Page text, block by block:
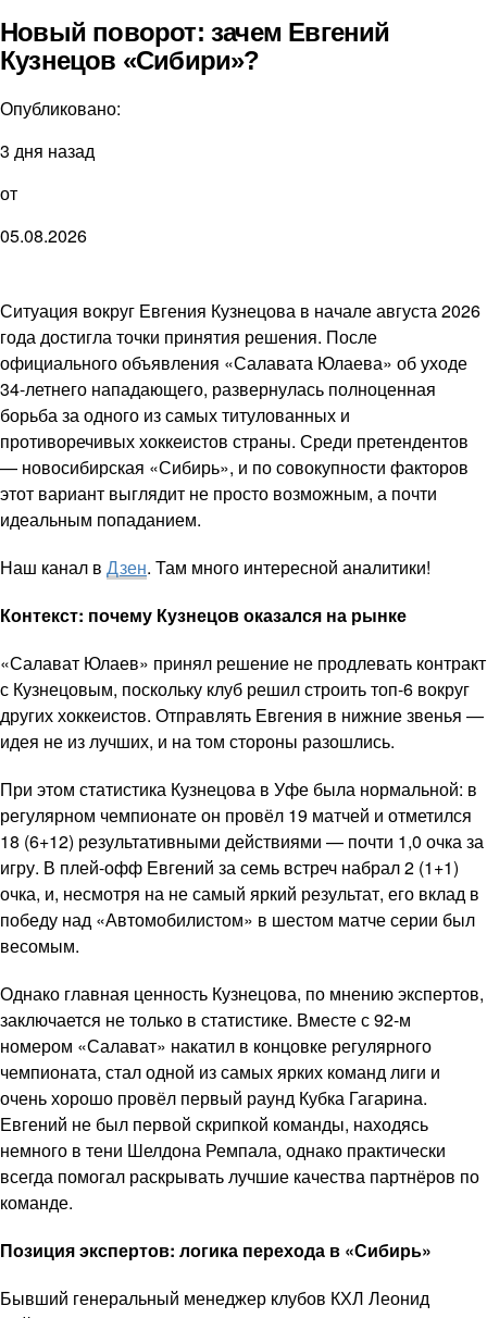
Новый поворот: зачем Евгений
Кузнецов «Сибири»?
Опубликовано:
3 дня назад
от
05.08.2026
Ситуация вокруг Евгения Кузнецова в начале августа 2026
года достигла точки принятия решения. После
официального объявления «Салавата Юлаева» об уходе
34-летнего нападающего, развернулась полноценная
борьба за одного из самых титулованных и
противоречивых хоккеистов страны. Среди претендентов
— новосибирская «Сибирь», и по совокупности факторов
этот вариант выглядит не просто возможным, а почти
идеальным попаданием.
Наш канал в Дзен. Там много интересной аналитики!
Контекст: почему Кузнецов оказался на рынке
«Салават Юлаев» принял решение не продлевать контракт
с Кузнецовым, поскольку клуб решил строить топ-6 вокруг
других хоккеистов. Отправлять Евгения в нижние звенья —
идея не из лучших, и на том стороны разошлись.
При этом статистика Кузнецова в Уфе была нормальной: в
регулярном чемпионате он провёл 19 матчей и отметился
18 (6+12) результативными действиями — почти 1,0 очка за
игру. В плей-офф Евгений за семь встреч набрал 2 (1+1)
очка, и, несмотря на не самый яркий результат, его вклад в
победу над «Автомобилистом» в шестом матче серии был
весомым.
Однако главная ценность Кузнецова, по мнению экспертов,
заключается не только в статистике. Вместе с 92-м
номером «Салават» накатил в концовке регулярного
чемпионата, стал одной из самых ярких команд лиги и
очень хорошо провёл первый раунд Кубка Гагарина.
Евгений не был первой скрипкой команды, находясь
немного в тени Шелдона Ремпала, однако практически
всегда помогал раскрывать лучшие качества партнёров по
команде.
Позиция экспертов: логика перехода в «Сибирь»
Бывший генеральный менеджер клубов КХЛ Леонид